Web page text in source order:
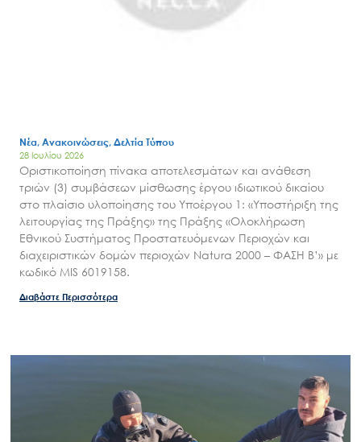
Νέα, Ανακοινώσεις, Δελτία Τύπου
28 Ιουλίου 2026
Οριστικοποίηση πίνακα αποτελεσμάτων και ανάθεση
τριών (3) συμβάσεων μίσθωσης έργου ιδιωτικού δικαίου
στο πλαίσιο υλοποίησης του Υποέργου 1: «Υποστήριξη της
λειτουργίας της Πράξης» της Πράξης «Ολοκλήρωση
Εθνικού Συστήματος Προστατευόμενων Περιοχών και
διαχειριστικών δομών περιοχών Natura 2000 – ΦΑΣΗ Β’» με
κωδικό MIS 6019158.
Διαβάστε Περισσότερα